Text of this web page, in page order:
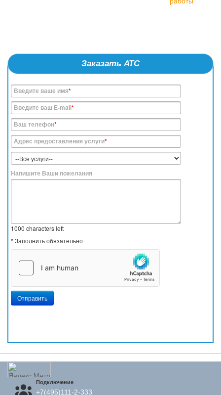
Заказать АТС
Введите ваше имя*
Введите ваш E-mail*
Ваш телефон*
Адрес предоставления услуги*
Напишите Ваши пожелания
1000 characters left
* Заполнить обязательно
Отправить
Подключение
+7(495)111-2-333